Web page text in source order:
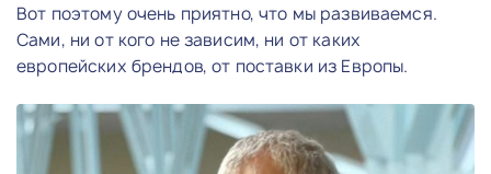
Вот поэтому очень приятно, что мы развиваемся.
Сами, ни от кого не зависим, ни от каких
европейских брендов, от поставки из Европы.